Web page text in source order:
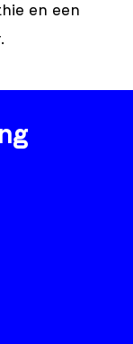
en een